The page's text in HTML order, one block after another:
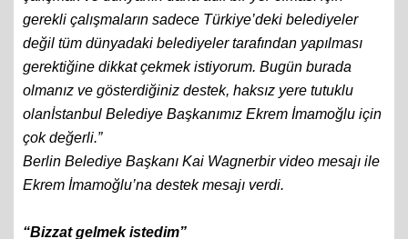
gerekli çalışmaların sadece Türkiye’deki belediyeler
değil tüm dünyadaki belediyeler tarafından yapılması
gerektiğine dikkat çekmek istiyorum. Bugün burada
olmanız ve gösterdiğiniz destek, haksız yere tutuklu
olanİstanbul Belediye Başkanımız Ekrem İmamoğlu için
çok değerli.”
Berlin Belediye Başkanı Kai Wagnerbir video mesajı ile
Ekrem İmamoğlu’na destek mesajı verdi.
“Bizzat gelmek istedim”